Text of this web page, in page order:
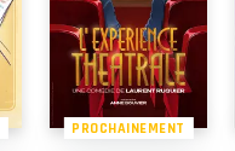
PROCHAINEMENT